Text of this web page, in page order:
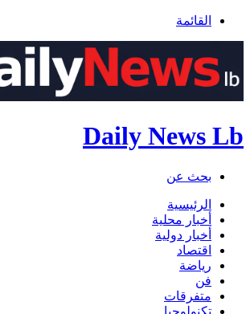
القائمة
Daily News Lb
بحث عن
الرئيسية
أخبار محلية
أخبار دولية
اقتصاد
رياضة
فن
متفرقات
تكنولوجيا